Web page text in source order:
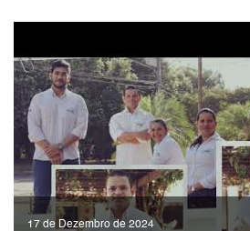
17 de Dezembro de 2024